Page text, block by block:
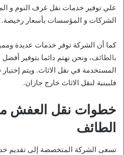
علي توفير خدمات نقل غرف النوم و
الشركات و المؤسسات بأسعار رخيصة.
كما أن الشركة توفر خدمات عديدة
بالطائف، ونحن نهتم دائما بتوفير أفضل
المستخدمة في نقل الاثاث. ويتم
فلبينية لنقل الاثاث خارج جازان.
خطوات نقل العفش
الطائف
تسعى الشركة المتخصصة إلى تقديم